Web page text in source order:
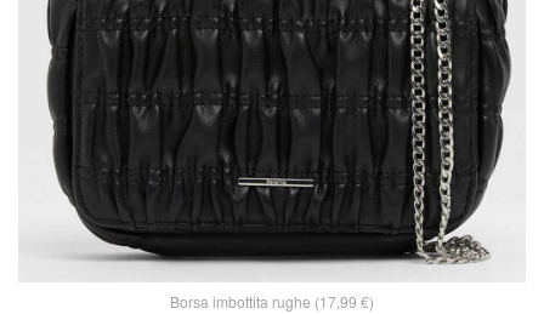
Borsa imbottita rughe (17,99 €)